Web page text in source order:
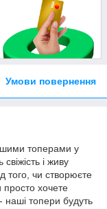
Умови повернення
топерами у
і живу
того, чи створюєте
просто хочете
наші топери будуть